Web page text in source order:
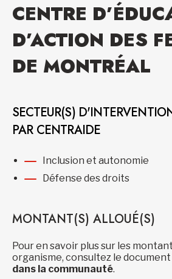
CENTRE
D’ACTION DES
DE MONTRÉAL
SECTEUR(S)
PAR CENTRAIDE
Inclusion et autonomie
Défense des droits
MONTANT(S) ALLOUÉ(S)
Pour en savoir plus sur les
organisme, consultez le document
dans la communauté.